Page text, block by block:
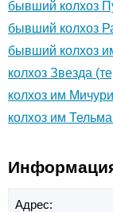
бывший колхоз
бывший колхоз
бывший колхоз
колхоз Звезда
колхоз им
колхоз им
Адрес: